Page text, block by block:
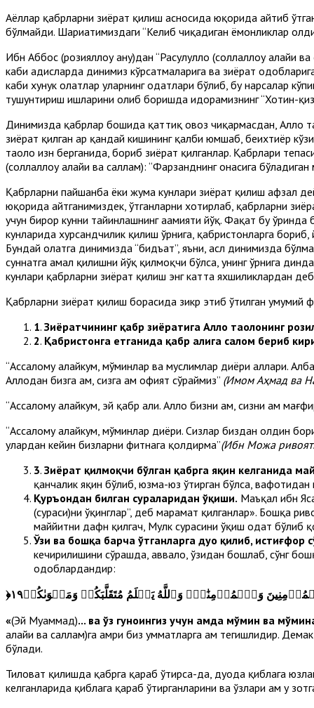
Аёллар қабрларни зиёрат қилиш асносида юқорида айтиб
бўлмайди. Шариатимиздаги “Келиб чиқадиган ёмонликлар
Ибн Аббос (розияллоҳу анҳу)дан “Расулуллоҳ (соллаллоҳу
каби ҳадисларда динимиз кўрсатмаларига ва зиёрат
каби хунук ҳолатлар уларнинг одатлари бўлиб, бу нарсалар
тушунтириш ишларини олиб боришда идорамизнинг “Хотин-
Динимизда қабрлар бошида қаттиқ овоз чиқармасдан, Аллоҳ
зиёрат қилган ҳар қандай кишининг қалби юмшаб, беихтиёр
таоло изн берганида, бориб зиёрат қилганлар. Қабрлари
(соллаллоҳу алайҳи ва саллам): “Фарзанднинг онасига
Қабрларни пайшанба ёки жума кунлари зиёрат қилиш афзал
юқорида айтганимиздек, ўтганларни хотирлаб, қабрларни
учун бирор кунни тайинлашнинг аҳамияти йўқ. Фақат бу ўринда
кунларида хурсандчилик қилиш ўрнига, қабристонларга
Бундай ҳолатга динимизда “бидъат”, яъни, асл динимизда
суннатга амал қилишни йўқ қилмоқчи бўлса, унинг ўрнига
кунлари қабрларни зиёрат қилиш энг катта яхшиликлардан
Қабрларни зиёрат қилиш борасида зикр этиб ўтилган умумий
1. Зиёратчининг қабр зиёратига Аллоҳ таолонинг
2. Қабристонга етганида қабр аҳлига салом бериб
“Ассалому алайкум, мўминлар ва муслимлар диёри аҳллари.
Аллоҳдан бизга ҳам, сизга ҳам офият сўраймиз” (Имом Аҳмад ва
“Ассалому алайкум, эй қабр аҳли. Аллоҳ бизни ҳам, сизни ҳам
“Ассалому алайкум, мўминлар диёри. Сизлар биздан олдин
улардан кейин бизларни фитнага қолдирма”(Ибн Можа
3. Зиёрат қилмоқчи бўлган қабрга яқин келганида
қанчалик яқин бўлиб, юзма-юз ўтирган бўлса,
Қуръондан билган сураларидан ўқиши. Маъқал ибн
(сураси)ни ўқинглар”, деб марҳамат қилганлар». Бошқа
маййитни дафн қилгач, Мулк сурасини ўқиш одат бўлиб
Ўзи ва бошқа барча ўтганларга дуо қилиб, истиғфор
кечирилишини сўрашда, аввало, ўзидан бошлаб, сўнг
одоблардандир:
﴿
وَٱلۡمُؤۡمِنَٰتِۗ وَٱللَّهُ يَعۡلَمُ مُتَقَلَّبَكُمۡ وَمَثۡوَىٰكُمۡ١٩
«(Эй Муҳаммад)... ва ўз гуноҳингиз учун ҳамда мўмин ва
алайҳи ва саллам)га амри биз умматларга ҳам тегишлидир.
бўлади.
Тиловат қилишда қабрга қараб ўтирса-да, дуода қиблага
келганларида қиблага қараб ўтирганларини ва ўзлари ҳам у